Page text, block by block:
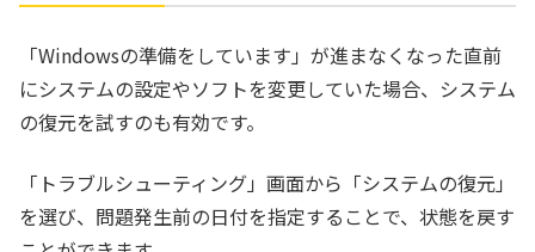
「Windowsの準備をしています」が進まなくなった直前
にシステムの設定やソフトを変更していた場合、システム
の復元を試すのも有効です。
「トラブルシューティング」画面から「システムの復元」
を選び、問題発生前の日付を指定することで、状態を戻す